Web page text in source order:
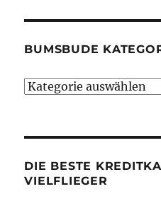
BUMSBUDE
Bumsbude
DIE BESTE
VIELFLIEGER